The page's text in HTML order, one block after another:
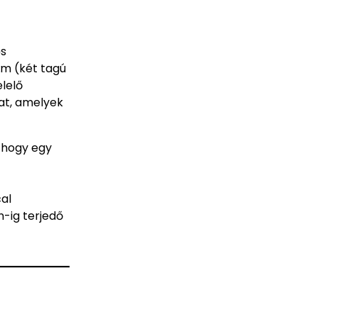
(két tagú
amelyek
egy
ig terjedő